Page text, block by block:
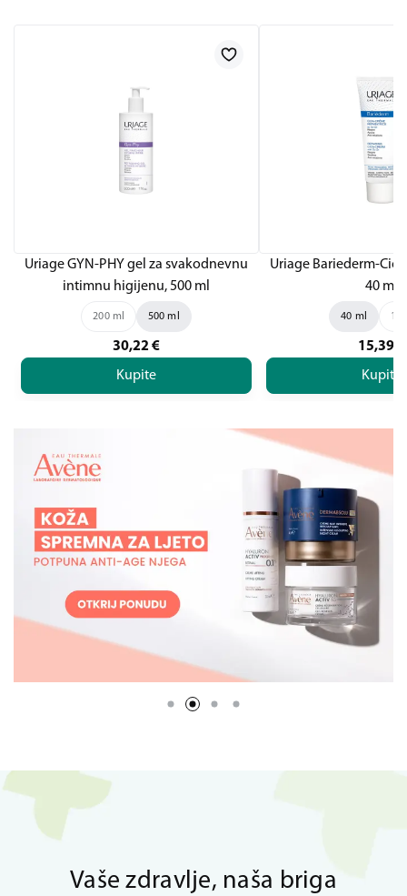
Uriage GYN-PHY gel za svakodnevnu
intimnu higijenu, 500 ml
200 ml 500 ml
30,22 €
Kupite
Uriage Bariederm-
40 ml
40 ml
15,39
Kupite
Vaše zdravlje, naša briga